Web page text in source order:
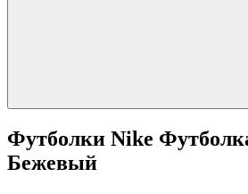
Футболки Nike
Бежевый